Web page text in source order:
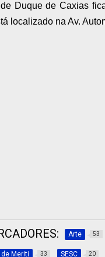
Duque de Caxias
localizado na Av.
Arte 53
Meriti 33 SESC 20